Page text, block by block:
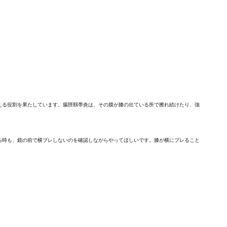
役割を果たしています。腸脛靱帯炎は、その膜が膝の出ている所で擦れ続けたり、強
も、鏡の前で横ブレしないのを確認しながらやってほしいです。膝が横にブレること